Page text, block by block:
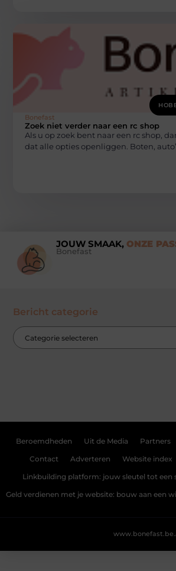
Bonefast
Zoek niet verder naar een rc shop
Als u op zoek bent naar een rc shop,
dat alle opties openliggen. Boten,
JOUW SMAAK, ONZE
Bonefast
Bericht categorie
Beroemdheden Uit de Media Partners
Contact Adverteren Website index
Linkbuilding platform: jouw sleutel tot een
Geld verdienen met je website: bouw aan een
www.bonefast.be.